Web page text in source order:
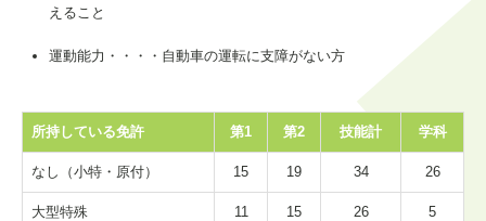
えること
運動能力・・・・自動車の運転に支障がない方
所持している免許 第1 第2 技能計 学科
なし（小特・原付） 15 19 34 26
大型特殊 11 15 26 5